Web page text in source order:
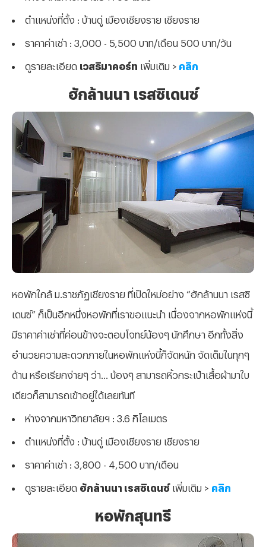
ตำแหน่งที่ตั้ง : บ้านดู่ เมืองเชียงราย เชียงราย
ราคาค่าเช่า : 3,000 - 5,500 บาท/เดือน 500 บาท/วัน
ดูรายละเอียด เวสธิมาคอร์ท เพิ่มเติม > คลิก
ฮักล้านนา เรสซิเดนซ์
หอพักใกล้ ม.ราชภัฏเชียงราย ที่เปิดใหม่อย่าง “ฮักล้านนา เรสซิ
เดนซ์” ก็เป็นอีกหนึ่งหอพักที่เราขอแนะนำ เนื่องจากหอพักแห่งนี้
มีราคาค่าเช่าที่ค่อนข้างจะตอบโจทย์น้องๆ นักศึกษา อีกทั้งสิ่ง
อำนวยความสะดวกภายในหอพักแห่งนี้ก็จัดหนัก จัดเต็มในทุกๆ
ด้าน หรือเรียกง่ายๆ ว่า... น้องๆ สามารถหิ้วกระเป๋าเสื้อผ้ามาใบ
เดียวก็สามารถเข้าอยู่ได้เลยทันที
ห่างจากมหาวิทยาลัยฯ : 3.6 กิโลเมตร
ตำแหน่งที่ตั้ง : บ้านดู่ เมืองเชียงราย เชียงราย
ราคาค่าเช่า : 3,800 - 4,500 บาท/เดือน
ดูรายละเอียด ฮักล้านนา เรสซิเดนซ์เพิ่มเติม > คลิก
หอพักสุนทรี